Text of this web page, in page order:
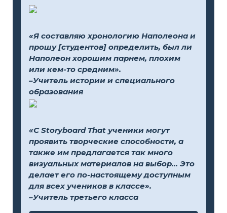
«Я составляю хронологию Наполеона и
прошу [студентов] определить, был ли
Наполеон хорошим парнем, плохим
или кем-то средним».
–Учитель истории и специального
образования
«С Storyboard That ученики могут
проявить творческие способности, а
также им предлагается так много
визуальных материалов на выбор... Это
делает его по-настоящему доступным
для всех учеников в классе».
–Учитель третьего класса